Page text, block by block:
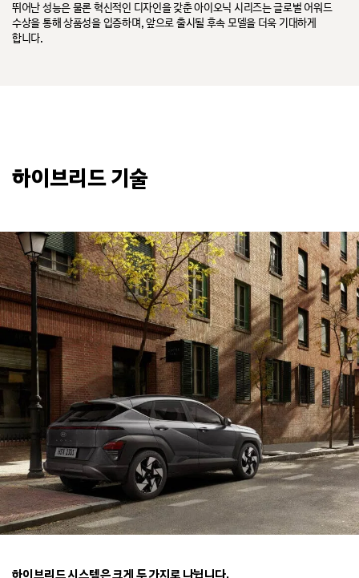
뛰어난 성능은 물론 혁신적인 디자인을 갖춘 아이오닉 시리즈는 글로벌 어워드
수상을 통해 상품성을 입증하며, 앞으로 출시될 후속 모델을 더욱 기대하게
합니다.
하이브리드 기술